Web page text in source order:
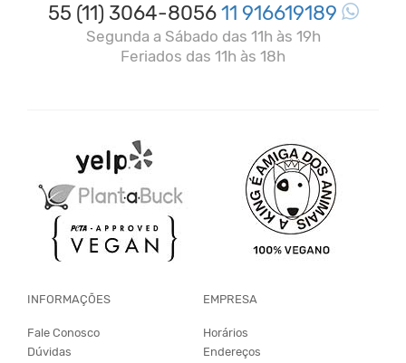
55 (11) 3064-805611 916619189
Segunda a Sábado das 11h às 19h
Feriados das 11h às 18h
INFORMAÇÕES
Fale Conosco
Dúvidas
EMPRESA
Horários
Endereços